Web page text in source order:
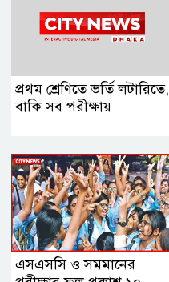
প্রথম শ্রেণিতে ভর্তি লটারিতে,
বাকি সব পরীক্ষায়
এসএসসি ও সমমানের